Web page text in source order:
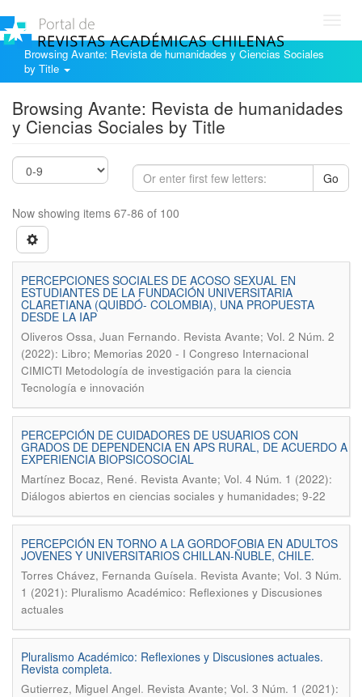
Browsing Avante: Revista de humanidades y Ciencias Sociales
by Title
Browsing Avante: Revista de humanidades
y Ciencias Sociales by Title
Go
Now showing items 67-86 of 100
PERCEPCIONES SOCIALES DE ACOSO SEXUAL EN
ESTUDIANTES DE LA FUNDACIÓN UNIVERSITARIA
CLARETIANA (QUIBDÓ- COLOMBIA), UNA PROPUESTA
DESDE LA IAP
Oliveros Ossa, Juan Fernando. Revista Avante; Vol. 2 Núm. 2
(2022): Libro; Memorias 2020 - I Congreso Internacional
CIMICTI Metodología de investigación para la ciencia
Tecnología e innovación
PERCEPCIÓN DE CUIDADORES DE USUARIOS CON
GRADOS DE DEPENDENCIA EN APS RURAL, DE ACUERDO A
EXPERIENCIA BIOPSICOSOCIAL
Martínez Bocaz, René. Revista Avante; Vol. 4 Núm. 1 (2022):
Diálogos abiertos en ciencias sociales y humanidades; 9-22
PERCEPCIÓN EN TORNO A LA GORDOFOBIA EN ADULTOS
JOVENES Y UNIVERSITARIOS CHILLAN-ÑUBLE, CHILE.
Torres Chávez, Fernanda Guísela. Revista Avante; Vol. 3 Núm.
1 (2021): Pluralismo Académico: Reflexiones y Discusiones
actuales
Pluralismo Académico: Reflexiones y Discusiones actuales.
Revista completa.
Gutierrez, Miguel Angel. Revista Avante; Vol. 3 Núm. 1 (2021):